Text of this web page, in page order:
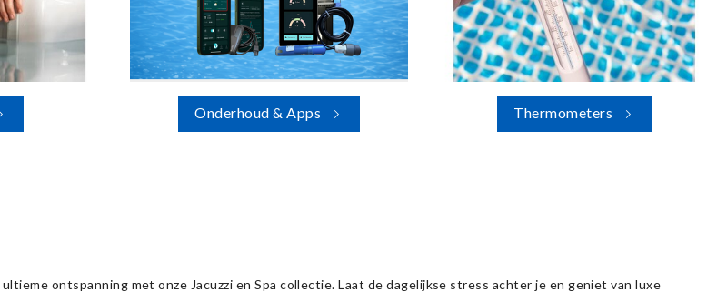
Onderhoud & Apps Thermometers
ontspanning met onze Jacuzzi en Spa collectie. Laat de dagelijkse stress achter je en geniet van luxe